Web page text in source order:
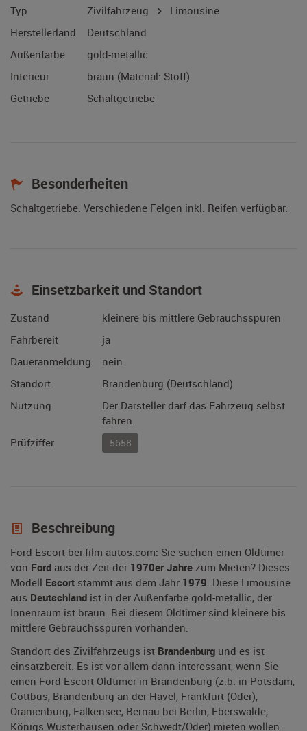
Typ
Zivilfahrzeug
Limousine
Herstellerland
Deutschland
Außenfarbe
gold-metallic
Interieur
braun (Material: Stoff)
Getriebe
Schaltgetriebe
Besonderheiten
Schaltgetriebe. Verschiedene Felgen inkl. Reifen verfügbar.
Einsetzbarkeit und Standort
Zustand
kleinere bis mittlere Gebrauchsspuren
Fahrbereit
ja
Daueranmeldung
nein
Standort
Brandenburg (Deutschland)
Nutzung
Der Darsteller darf das Fahrzeug selbst
fahren.
Prüfziffer
5658
Beschreibung
Ford Escort bei film-autos.com: Sie suchen einen Oldtimer
von Ford aus der Zeit der 1970er Jahre zum Mieten? Dieses
Modell Escort stammt aus dem Jahr 1979. Diese Limousine
aus Deutschland ist in der Außenfarbe gold-metallic, der
Innenraum ist braun. Bei diesem Oldtimer sind kleinere bis
mittlere Gebrauchsspuren vorhanden.
Standort des Zivilfahrzeugs ist Brandenburg und es ist
einsatzbereit. Es ist vor allem dann interessant, wenn Sie
einen Ford Escort Oldtimer in Brandenburg (z.b. in Potsdam,
Cottbus, Brandenburg an der Havel, Frankfurt (Oder),
Oranienburg, Falkensee, Bernau bei Berlin, Eberswalde,
Königs Wusterhausen oder Schwedt/Oder) mieten wollen.